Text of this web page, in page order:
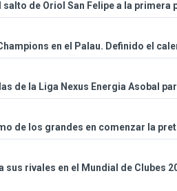
salto de Oriol San Felipe a la primera
en el Palau. Definido el
de la Liga Nexus Energia Asobal
de los grandes en comenzar la
sus rivales en el Mundial de Clubes